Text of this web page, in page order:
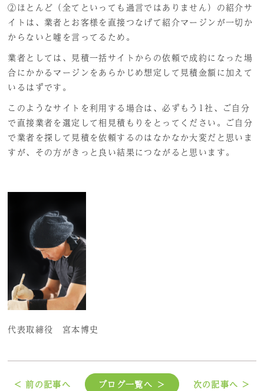
②ほとんど（全てといっても過言ではありません）の紹介サ
イトは、業者とお客様を直接つなげて紹介マージンが一切か
からないと嘘を言ってるため。
業者としては、見積一括サイトからの依頼で成約になった場
合にかかるマージンをあらかじめ想定して見積金額に加えて
いるはずです。
このようなサイトを利用する場合は、必ずもう1社、ご自分
で直接業者を選定して相見積もりをとってください。ご自分
で業者を探して見積を依頼するのはなかなか大変だと思いま
すが、その方がきっと良い結果につながると思います。
代表取締役 宮本博史
< 前の記事へ ブログ一覧へ ＞ 次の記事へ >